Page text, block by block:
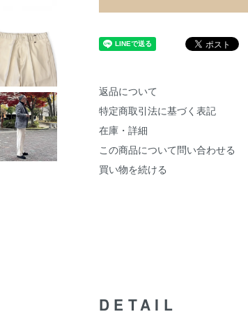
返品について
特定商取引法に基づく表記
在庫・詳細
この商品について問い合わせる
買い物を続ける
DETAIL